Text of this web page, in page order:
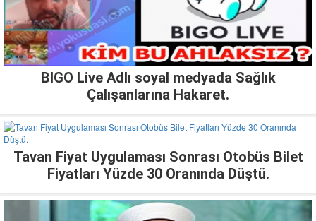
BIGO Live Adlı soyal medyada Sağlık
Çalışanlarına Hakaret.
Tavan Fiyat Uygulaması Sonrası Otobüs Bilet
Fiyatları Yüzde 30 Oranında Düştü.